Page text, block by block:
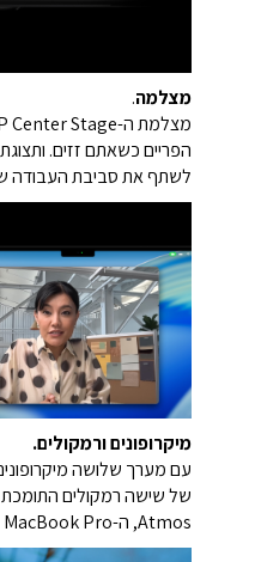
מצלמה.
הפריים כשאתם זזים.
לשתף את סביבת העבודה
מיקרופונים ורמקולים.
עם מערך שלושה
Atmos, ה-MacBook Pro מביא סאונד מדהים לכל חלל.